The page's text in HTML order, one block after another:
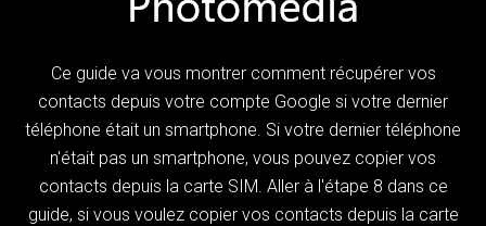
Ce guide va vous montrer comment récupérer vos
contacts depuis votre compte Google si votre dernier
téléphone était un smartphone. Si votre dernier téléphone
n'était pas un smartphone, vous pouvez copier vos
contacts depuis la carte SIM. Aller à l'étape 8 dans ce
guide, si vous voulez copier vos contacts depuis la carte